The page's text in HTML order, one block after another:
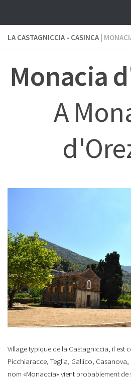
LA CASTAGNICCIA - CASINCA |
Monacia
A
Village typique de la Castagniccia, il est
Picchiaracce, Teglia, Gallico,
nom «Monaccia» vient probablement